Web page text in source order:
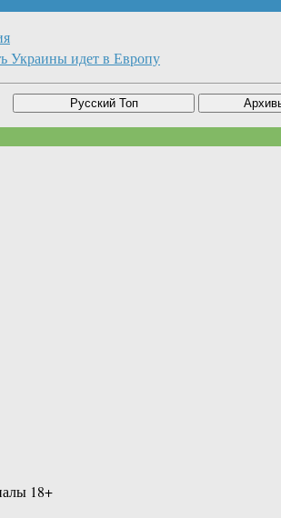
Украины идет в Европу
18+